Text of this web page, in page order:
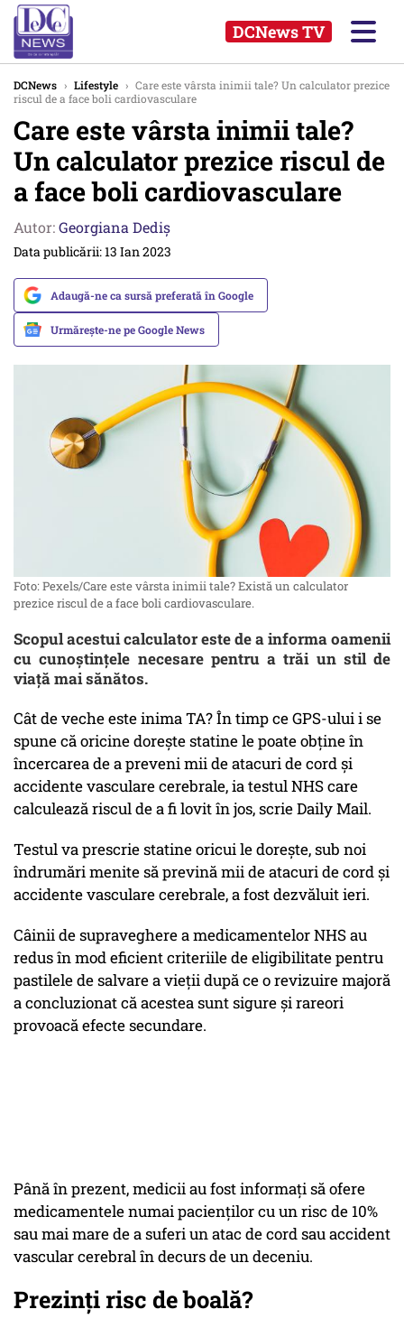
DCNews TV
DCNews › Lifestyle › Care este vârsta inimii tale? Un calculator prezice
riscul de a face boli cardiovasculare
Care este vârsta inimii tale?
Un calculator prezice riscul de
a face boli cardiovasculare
Autor:Georgiana Dediş
Data publicării: 13 Ian 2023
Adaugă-ne ca sursă preferată în Google
Urmărește-ne pe Google News
Foto: Pexels/Care este vârsta inimii tale? Există un calculator
prezice riscul de a face boli cardiovasculare.
Scopul acestui calculator este de a informa oamenii
cu cunoștințele necesare pentru a trăi un stil de
viață mai sănătos.
Cât de veche este inima TA? În timp ce GPS-ului i se
spune că oricine dorește statine le poate obține în
încercarea de a preveni mii de atacuri de cord și
accidente vasculare cerebrale, ia testul NHS care
calculează riscul de a fi lovit în jos, scrie Daily Mail.
Testul va prescrie statine oricui le dorește, sub noi
îndrumări menite să prevină mii de atacuri de cord și
accidente vasculare cerebrale, a fost dezvăluit ieri.
Câinii de supraveghere a medicamentelor NHS au
redus în mod eficient criteriile de eligibilitate pentru
pastilele de salvare a vieții după ce o revizuire majoră
a concluzionat că acestea sunt sigure și rareori
provoacă efecte secundare.
Până în prezent, medicii au fost informați să ofere
medicamentele numai pacienților cu un risc de 10%
sau mai mare de a suferi un atac de cord sau accident
vascular cerebral în decurs de un deceniu.
Prezinţi risc de boală?